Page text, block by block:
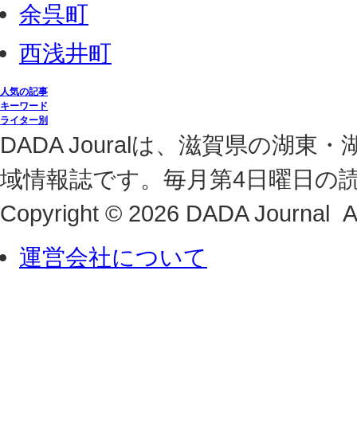
余呉町
西浅井町
人気の記事
キーワード
ライター別
DADA Jouralは、滋賀県の湖東
域情報誌です。毎月第4日曜日の
Copyright © 2026 DADA Journal
運営会社について